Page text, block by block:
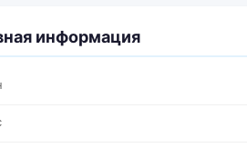
информация